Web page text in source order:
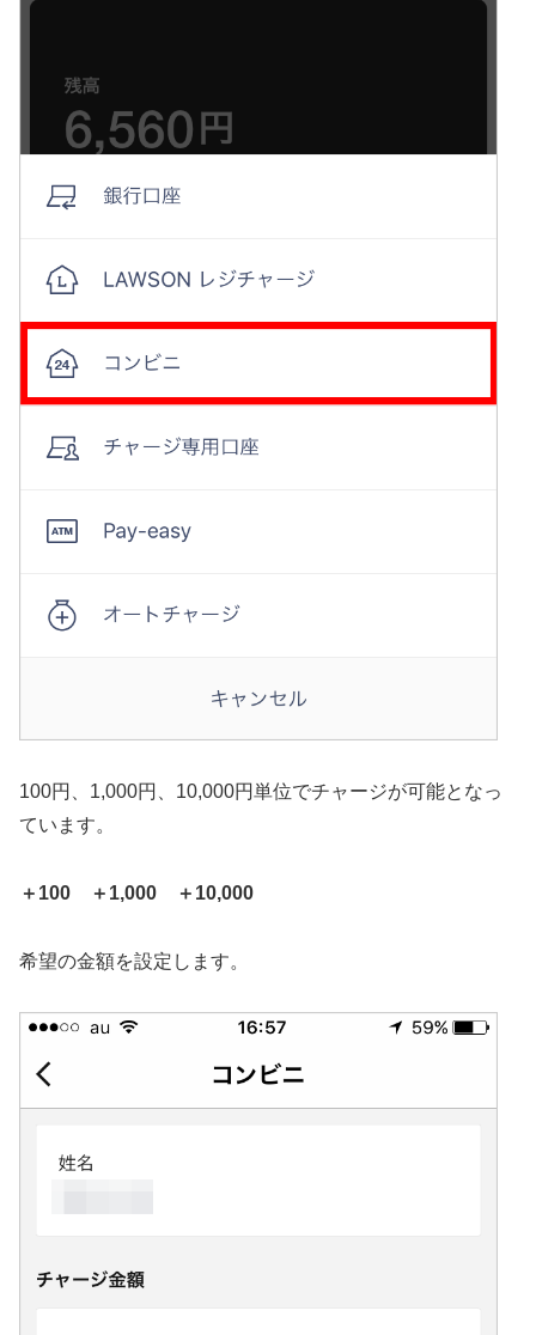
100円、1,000円、10,000円単位でチャージが可能となっ
ています。
＋100 ＋1,000 ＋10,000
希望の金額を設定します。